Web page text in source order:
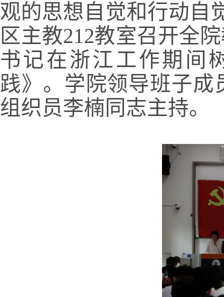
观的思想自觉和行动自
区主教212教室召开全
书记在浙江工作期间
践》。学院领导班子
组织员李楠同志主持。